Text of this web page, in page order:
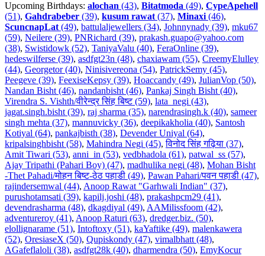
Upcoming Birthdays: alochan (43), Bitatmoda (49), CypeApehell
(51), Gahdrabeber (39), kusum rawat(37), Minaxi(46),
ScuncnapLat(49), battulaljewellers (34), Johnnynady (39), mku67
(59), Neilere (39), PNRichard (39), prakash.guapo@yahoo.com
(38), Swistidowk (52), TaniyaValu (40), FeraOnline (39),
hedeswilferse (39), asdfgt23n (48), chaxiawam (55), CreemyElulley
(44), Georgetor (40), Ninisivereona (54), PatrickSemy (45),
Peegeve (39), FeexiseKepsy (39), Hoaccandy (49), JulianVop (50),
Nandan Bisht (46), nandanbisht (46), Pankaj Singh Bisht (40),
Virendra S. Vishth/वीरेन्द्र सिंह बिष्ट (59), lata_negi (43),
jagat.singh.bisht (39), raj sharma (35), narendrasingh.k (40), sameer
singh mehta (37), mannuvicky (36), deepikakholia (40), Santosh
Kotiyal (64), pankajbisth (38), Devender Uniyal (64),
kripalsinghbisht (58), Mahindra Negi (45),विनोद सिंह गढ़िया (37),
Amit Tiwari (53), anni_in (53), vedbhadola (61), patwal_ss (57),
Ajay Tripathi (Pahari Boy) (47), madhulika negi (48), Mohan Bisht
-Thet Pahadi/मोहन बिष्ट-ठेठ पहाडी (49), Pawan Pahari/पवन पहाडी (47),
rajindersemwal (44), Anoop Rawat "Garhwali Indian" (37),
purushotamsati (39), kapilj.joshi (48), prakashpcm29 (41),
devendrasharma (48), dkagdiyal (49), AAMilissfoom (42),
adventureroy (41), Anoop Raturi (63), dredger.biz. (50),
elollignarame (51), Intoftoxy (51), kaYaftike (49), malenkawera
(52), OresiaseX (50), Qupiskondy (47), vimalbhatt (48),
AGafeflaloli (38), asdfgt28k (40), dharmendra (50), EmyKocur